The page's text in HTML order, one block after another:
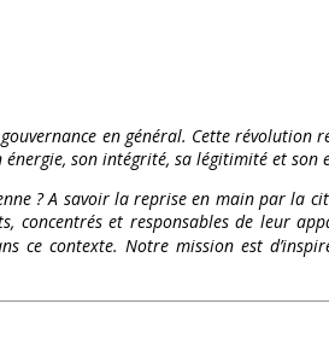
en général. Cette
son intégrité, sa légitimité et son
? A savoir la reprise en main par la
concentrés et responsables de leur
ce contexte. Notre mission est